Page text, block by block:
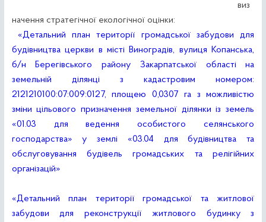
виз
начення стратегічної екологічної оцінки:
«Детальний план території громадської забудови для
будівництва церкви в місті Виноградів, вулиця Копанська,
б/н Берегівського району Закарпатської області на
земельній ділянці з кадастровим номером:
2121210100:07:009:0127, площею 0,0307 га з можливістю
зміни цільового призначення земельної ділянки із земель
«01.03 для ведення особистого селянського
господарства» у землі «03.04 для будівництва та
обслуговування будівель громадських та релігійних
організацій»
«Детальний план території громадської та житлової
забудови для реконструкції житлового будинку з